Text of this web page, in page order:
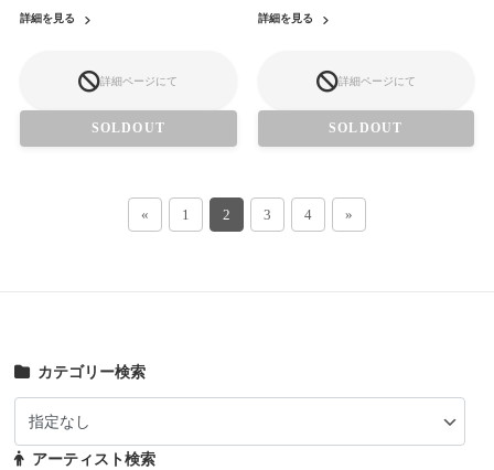
詳細を見る
詳細ページにて
SOLDOUT
詳細を見る
詳細ページにて
SOLDOUT
« 1 2 3 4 »
カテゴリー検索
アーティスト検索